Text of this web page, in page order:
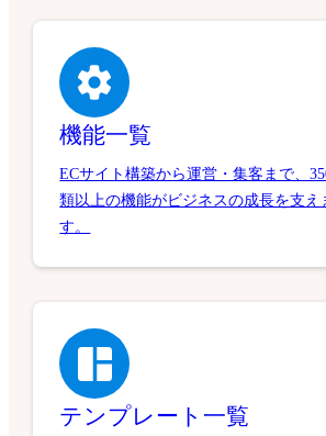
機能一覧
ECサイト構築から運営・集客まで、
類以上の機能がビジネスの成長を支え
す。
テンプレート一覧